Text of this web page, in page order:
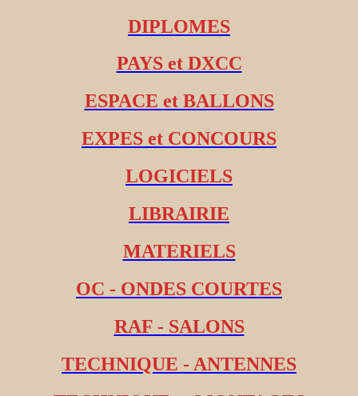
DIPLOMES
PAYS et DXCC
ESPACE et BALLONS
EXPES et CONCOURS
LOGICIELS
LIBRAIRIE
MATERIELS
OC - ONDES COURTES
RAF - SALONS
TECHNIQUE - ANTENNES